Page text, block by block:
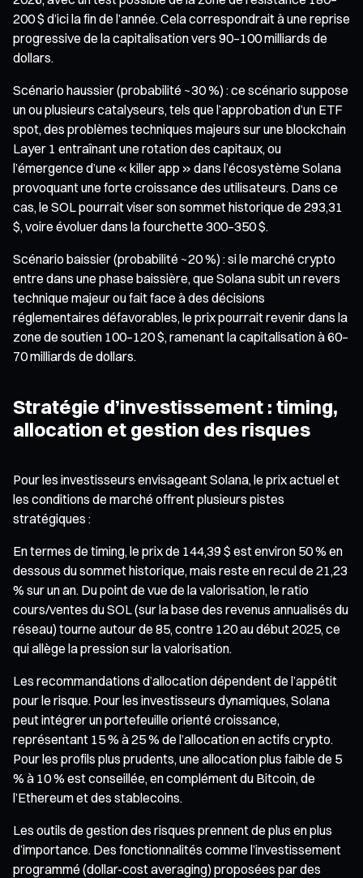
200 $ d’ici la fin de l’année. Cela correspondrait à une reprise
progressive de la capitalisation vers 90–100 milliards de
dollars.
Scénario haussier (probabilité ~30 %) : ce scénario suppose
un ou plusieurs catalyseurs, tels que l’approbation d’un ETF
spot, des problèmes techniques majeurs sur une blockchain
Layer 1 entraînant une rotation des capitaux, ou
l’émergence d’une « killer app » dans l’écosystème Solana
provoquant une forte croissance des utilisateurs. Dans ce
cas, le SOL pourrait viser son sommet historique de 293,31
$, voire évoluer dans la fourchette 300–350 $.
Scénario baissier (probabilité ~20 %) : si le marché crypto
entre dans une phase baissière, que Solana subit un revers
technique majeur ou fait face à des décisions
réglementaires défavorables, le prix pourrait revenir dans la
zone de soutien 100–120 $, ramenant la capitalisation à 60–
70 milliards de dollars.
Stratégie d’investissement : timing,
allocation et gestion des risques
Pour les investisseurs envisageant Solana, le prix actuel et
les conditions de marché offrent plusieurs pistes
stratégiques :
En termes de timing, le prix de 144,39 $ est environ 50 % en
dessous du sommet historique, mais reste en recul de 21,23
% sur un an. Du point de vue de la valorisation, le ratio
cours/ventes du SOL (sur la base des revenus annualisés du
réseau) tourne autour de 85, contre 120 au début 2025, ce
qui allège la pression sur la valorisation.
Les recommandations d’allocation dépendent de l’appétit
pour le risque. Pour les investisseurs dynamiques, Solana
peut intégrer un portefeuille orienté croissance,
représentant 15 % à 25 % de l’allocation en actifs crypto.
Pour les profils plus prudents, une allocation plus faible de 5
% à 10 % est conseillée, en complément du Bitcoin, de
l’Ethereum et des stablecoins.
Les outils de gestion des risques prennent de plus en plus
d’importance. Des fonctionnalités comme l’investissement
programmé (dollar-cost averaging) proposées par des